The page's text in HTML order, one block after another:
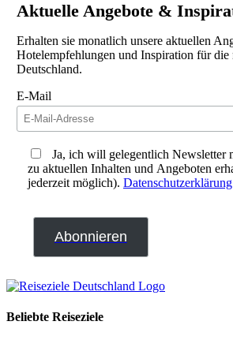
Aktuelle Angebote &
Erhalten sie monatlich unsere aktuellen
Hotelempfehlungen und Inspiration für die
Deutschland.
E-Mail
Ja, ich will gelegentlich Newsletter
zu aktuellen Inhalten und Angeboten
jederzeit möglich). Datenschutzerklärung
Beliebte Reiseziele